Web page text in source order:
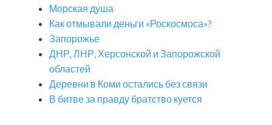
Морская душа
Как отмывали деньги «Роскосмоса»?
Запорожье
ДНР, ЛНР, Херсонской и Запорожской
областей
Деревни в Коми остались без связи
В битве за правду братство куется